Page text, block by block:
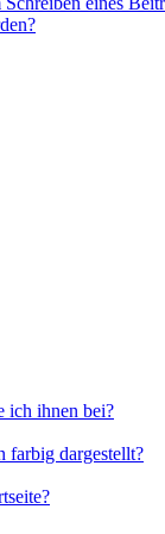
ich ihnen bei?
farbig dargestellt?